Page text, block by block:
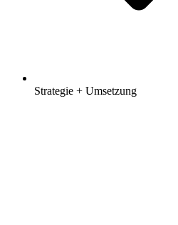
Strategie + Umsetzung